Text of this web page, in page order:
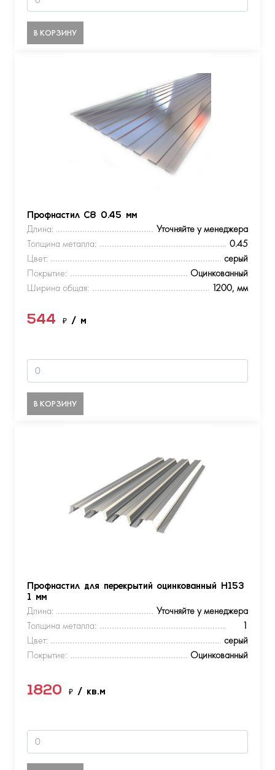
В КОРЗИНУ
Профнастил С8 0.45 мм
Длина:
Уточняйте у менеджера
Толщина металла:
0.45
Цвет:
серый
Покрытие:
Оцинкованный
Ширина общая:
1200, мм
544 ₽ / м
В КОРЗИНУ
Профнастил для перекрытий оцинкованный Н153
1 мм
Длина:
Уточняйте у менеджера
Толщина металла:
1
Цвет:
серый
Покрытие:
Оцинкованный
1820 ₽ / кв.м